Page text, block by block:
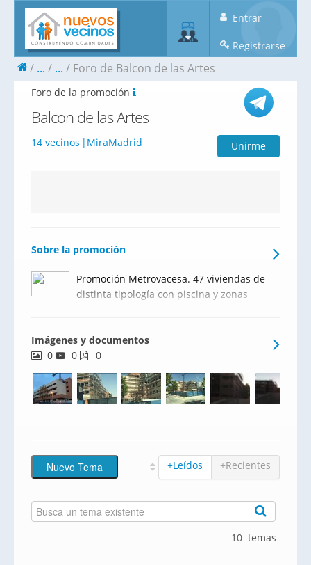
Entrar
Registrarse
... ... Foro de Balcon de las Artes
Foro de la promoción
Balcon de las Artes
14 vecinos MiraMadrid Unirme
Sobre la promoción
Promoción Metrovacesa. 47 viviendas de
distinta tipología con piscina y zonas
Imágenes y documentos
0
0 0
+Leídos +Recientes
10 temas